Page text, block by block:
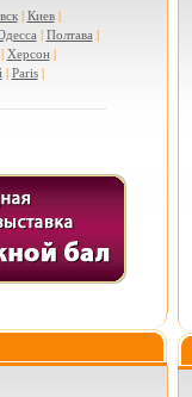
| Киев|
| Полтава |
Херсон|
| Paris|